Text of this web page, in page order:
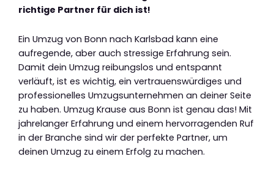
richtige Partner für dich ist!
Ein Umzug von Bonn nach Karlsbad kann eine
aufregende, aber auch stressige Erfahrung sein.
Damit dein Umzug reibungslos und entspannt
verläuft, ist es wichtig, ein vertrauenswürdiges und
professionelles Umzugsunternehmen an deiner Seite
zu haben. Umzug Krause aus Bonn ist genau das! Mit
jahrelanger Erfahrung und einem hervorragenden Ruf
in der Branche sind wir der perfekte Partner, um
deinen Umzug zu einem Erfolg zu machen.